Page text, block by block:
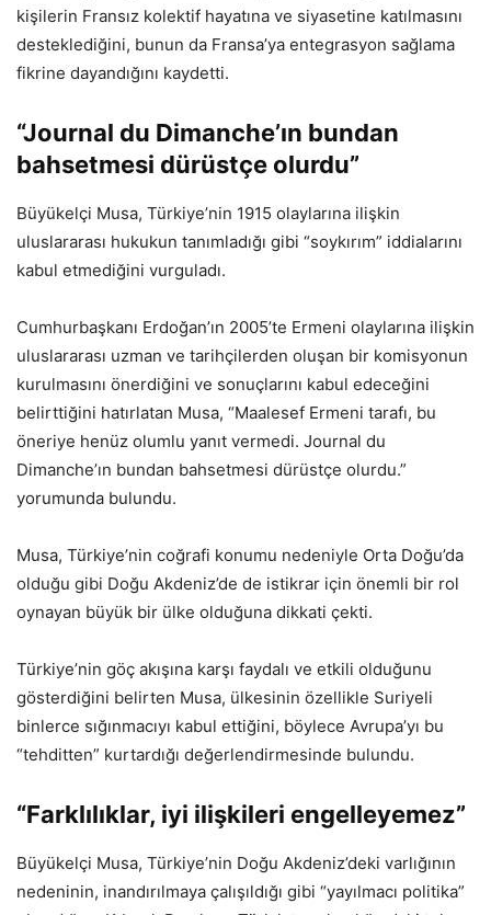
kişilerin Fransız kolektif hayatına ve siyasetine katılmasını
desteklediğini, bunun da Fransa’ya entegrasyon sağlama
fikrine dayandığını kaydetti.
“Journal du Dimanche’ın bundan
bahsetmesi dürüstçe olurdu”
Büyükelçi Musa, Türkiye’nin 1915 olaylarına ilişkin
uluslararası hukukun tanımladığı gibi “soykırım” iddialarını
kabul etmediğini vurguladı.
Cumhurbaşkanı Erdoğan’ın 2005’te Ermeni olaylarına ilişkin
uluslararası uzman ve tarihçilerden oluşan bir komisyonun
kurulmasını önerdiğini ve sonuçlarını kabul edeceğini
belirttiğini hatırlatan Musa, “Maalesef Ermeni tarafı, bu
öneriye henüz olumlu yanıt vermedi. Journal du
Dimanche’ın bundan bahsetmesi dürüstçe olurdu.”
yorumunda bulundu.
Musa, Türkiye’nin coğrafi konumu nedeniyle Orta Doğu’da
olduğu gibi Doğu Akdeniz’de de istikrar için önemli bir rol
oynayan büyük bir ülke olduğuna dikkati çekti.
Türkiye’nin göç akışına karşı faydalı ve etkili olduğunu
gösterdiğini belirten Musa, ülkesinin özellikle Suriyeli
binlerce sığınmacıyı kabul ettiğini, böylece Avrupa’yı bu
“tehditten” kurtardığı değerlendirmesinde bulundu.
“Farklılıklar, iyi ilişkileri engelleyemez”
Büyükelçi Musa, Türkiye’nin Doğu Akdeniz’deki varlığının
nedeninin, inandırılmaya çalışıldığı gibi “yayılmacı politika”